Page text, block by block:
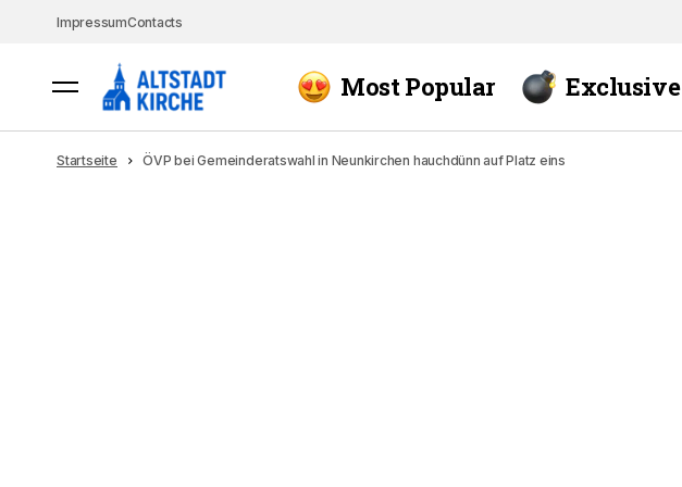
ImpressumContacts
Most Popular Exclusive
Startseite ÖVP bei Gemeinderatswahl in Neunkirchen hauchdünn auf Platz eins